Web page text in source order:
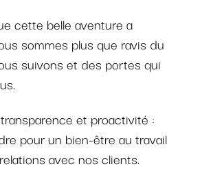
cette belle aventure a
sommes plus que ravis du
suivons et des portes qui
et proactivité :
pour un bien-être au travail
avec nos clients.